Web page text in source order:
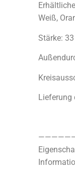
Weiß,
Stärke:
Lieferung